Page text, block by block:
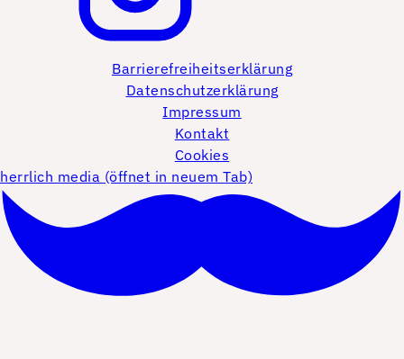
Barrierefreiheitserklärung
Datenschutzerklärung
Impressum
Kontakt
Cookies
herrlich media (öffnet in neuem Tab)